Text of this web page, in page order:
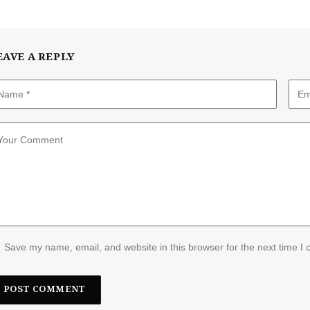
A REPLY
Save my name, email, and website in this browser for the next time I